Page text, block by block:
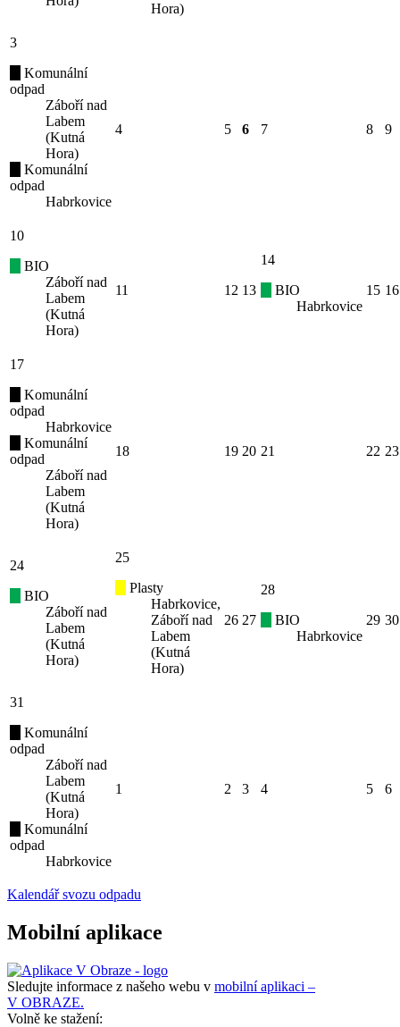
Hora)
3
Komunální
odpad
Záboří nad
Labem
(Kutná
Hora)
Komunální
odpad
Habrkovice
4 5 6 7 8 9
10
BIO
Záboří nad
Labem
(Kutná
Hora)
11 12 13
14
BIO
Habrkovice
15 16
17
Komunální
odpad
Habrkovice
Komunální
odpad
Záboří nad
Labem
(Kutná
Hora)
18 19 20 21 22 23
24
BIO
Záboří nad
Labem
(Kutná
Hora)
25
Plasty
Habrkovice,
Záboří nad
Labem
(Kutná
Hora)
26 27
28
BIO
Habrkovice
29 30
31
Komunální
odpad
Záboří nad
Labem
(Kutná
Hora)
Komunální
odpad
Habrkovice
1 2 3 4 5 6
Kalendář svozu odpadu
Mobilní aplikace
Sledujte informace z našeho webu v mobilní aplikaci –
V OBRAZE.
Volně ke stažení: